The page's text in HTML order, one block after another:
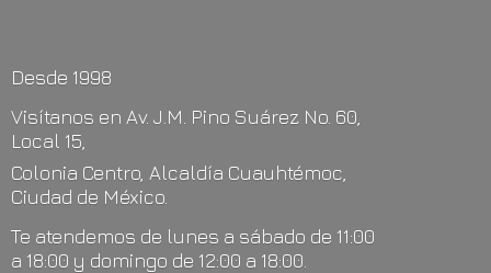
Desde 1998
Visítanos en Av. J.M. Pino Suárez No. 60,
Local 15,
Colonia Centro, Alcaldía Cuauhtémoc,
Ciudad de México.
Te atendemos de lunes a sábado de 11:00
a 18:00 y domingo de 12:00 a 18:00.